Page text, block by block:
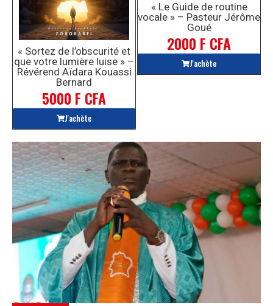
« Sortez de l’obscurité et
que votre lumière luise » –
Révérend Aïdara Kouassi
Bernard
5000 F CFA
J'achète
« Le Guide de routine
vocale » – Pasteur Jérôme
Goué
2000 F CFA
J'achète